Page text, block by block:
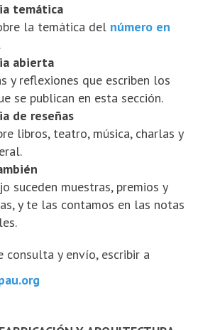
temática
la temática del número en
.
abierta
y reflexiones que escriben los
se publican en esta sección.
de reseñas
libros, teatro, música, charlas y
suceden muestras, premios y
y te las contamos en las notas
consulta y envío, escribir a